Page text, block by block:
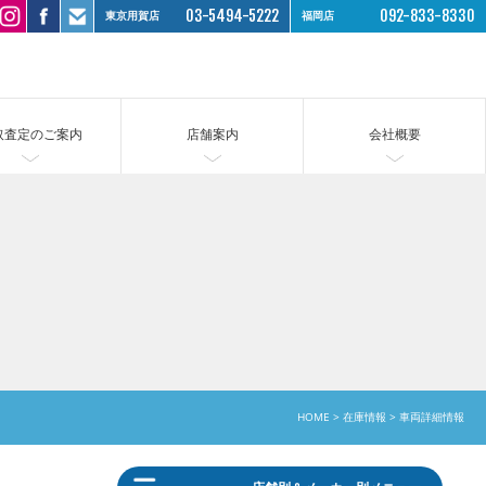
東京用賀店 03-5494-5222 福岡店 092-833-8330
査定のご案内 店舗案内 会社概要
HOME 在庫情報 車両詳細情報